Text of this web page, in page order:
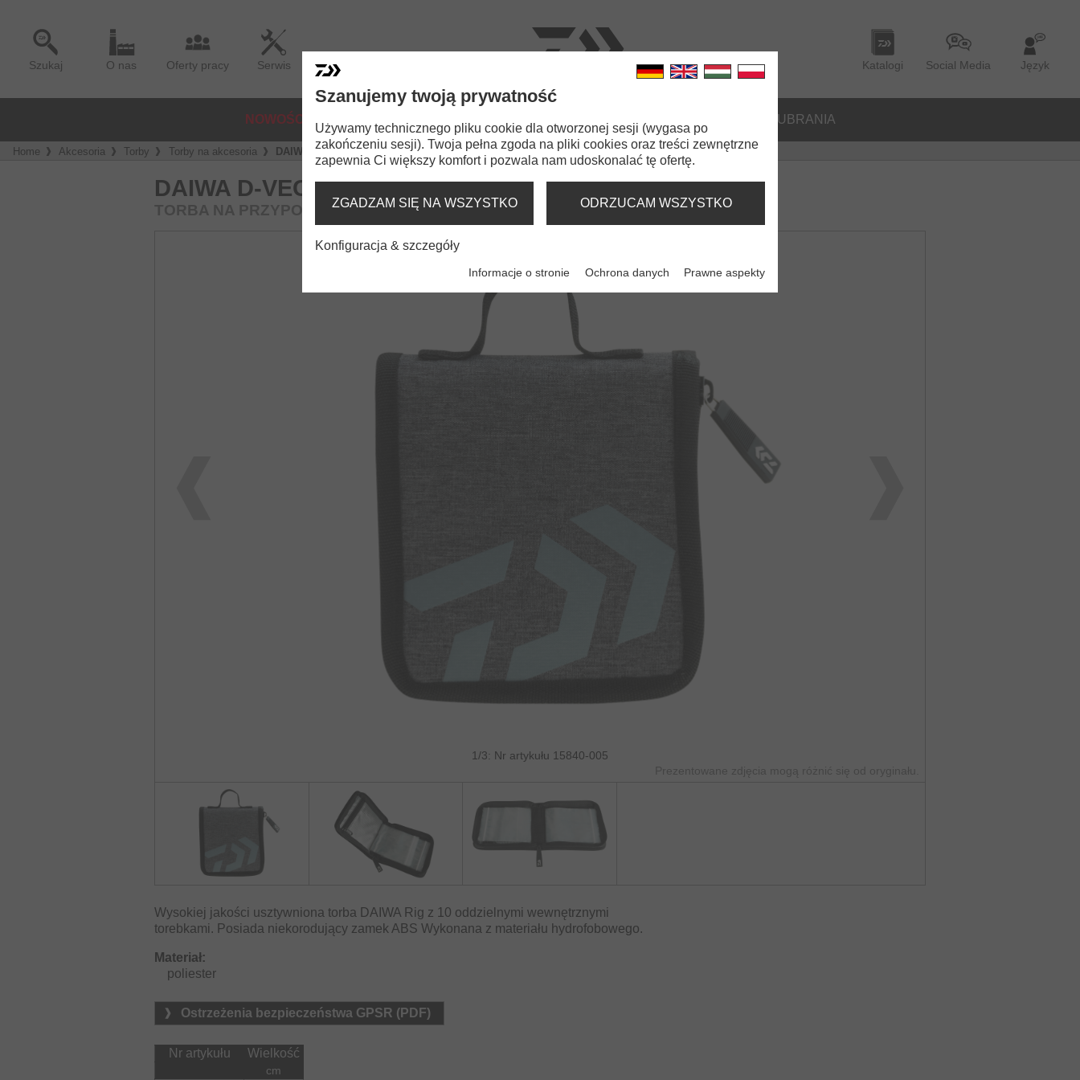
Szukaj O nas Oferty pracy Serwis Katalogi Social Media Język
NOWOŚCI UBRANIA
Home Akcesoria Torby Torby na akcesoria DAIWA D-Vec Rig Pouch
DAIWA D-VEC RIG POUCH
TORBA NA PRZYPONY I ZESTAWY
1/3: Nr artykułu 15840-005
Prezentowane zdjęcia mogą różnić się od oryginału.
Wysokiej jakości usztywniona torba DAIWA Rig z 10 oddzielnymi wewnętrznymi
torebkami. Posiada niekorodujący zamek ABS Wykonana z materiału hydrofobowego.
Materiał:
poliester
Ostrzeżenia bezpieczeństwa GPSR (PDF)
Nr artykułu Wielkość
cm
Szanujemy twoją prywatność
Używamy technicznego pliku cookie dla otworzonej sesji (wygasa po
zakończeniu sesji). Twoja pełna zgoda na pliki cookies oraz treści zewnętrzne
zapewnia Ci większy komfort i pozwala nam udoskonalać tę ofertę.
ZGADZAM SIĘ NA WSZYSTKO ODRZUCAM WSZYSTKO
Konfiguracja & szczegóły
Informacje o stronie Ochrona danych Prawne aspekty